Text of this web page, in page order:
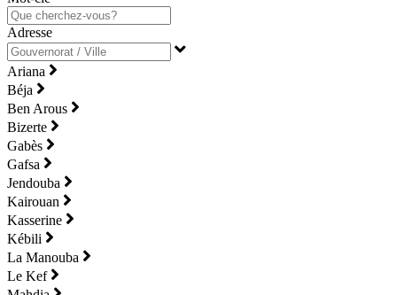
Adresse
Ariana
Béja
Ben Arous
Bizerte
Gabès
Gafsa
Jendouba
Kairouan
Kasserine
Kébili
La Manouba
Le Kef